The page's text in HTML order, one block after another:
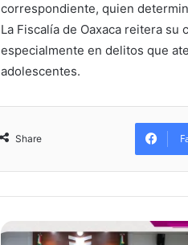
correspondiente, quien
La Fiscalía de Oaxaca reitera
especialmente en delitos que
adolescentes.
Share